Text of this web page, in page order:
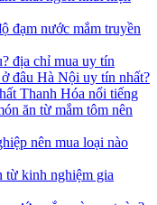
đạm nước mắm truyền
địa chỉ mua uy tín
đâu Hà Nội uy tín nhất?
Thanh Hóa nổi tiếng
ăn từ mắm tôm nên
nên mua loại nào
từ kinh nghiệm gia